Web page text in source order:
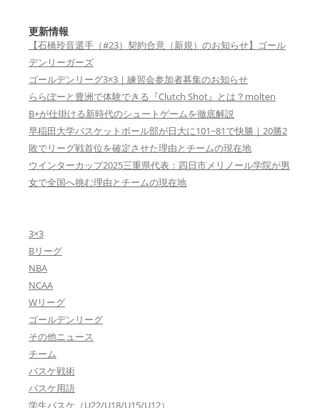
更新情報
【石橋玲音選手（#23）契約合意（新規）のお知らせ】ゴール
デンリーガーズ
ゴールデンリーグ3×3｜練習会参加者募集のお知らせ
ららぽーと豊洲で体験できる『Clutch Shot』とは？molten
B+が仕掛ける新時代のシュートゲームを徹底解説
早稲田大学バスケットボール部が日大に101−81で快勝｜20勝2
敗でリーグ戦首位を確定させた理由とチームの現在地
ウインターカップ2025三重県代表：四日市メリノール学院が男
女で全国へ挑む理由とチームの現在地
3×3
Bリーグ
NBA
NCAA
Wリーグ
ゴールデンリーグ
その他ニュース
チーム
バスケ戦術
バスケ用語
学生バスケ（U22/U18/U15/U12）